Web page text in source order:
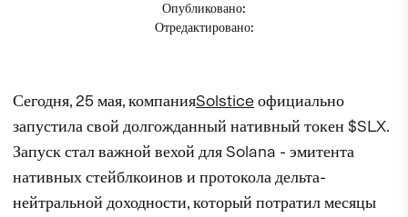
Опубликовано:
Отредактировано:
Сегодня, 25 мая, компанияSolsticeофициально
запустила свой долгожданный нативный токен $SLX.
Запуск стал важной вехой для Solana - эмитента
нативных стейблкоинов и протокола дельта-
нейтральной доходности, который потратил месяцы